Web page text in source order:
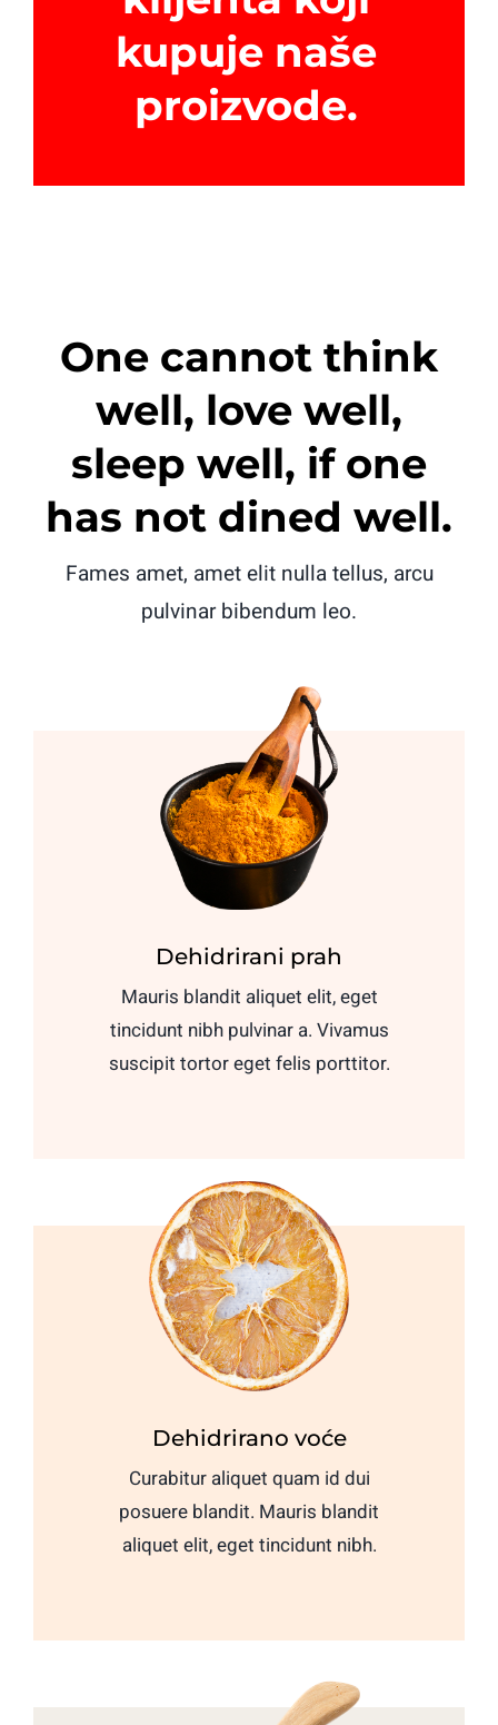
kupuje naše
proizvode.
One cannot think
well, love well,
sleep well, if one
has not dined well.
Fames amet, amet elit nulla tellus, arcu
pulvinar bibendum leo.
Dehidrirani prah
Mauris blandit aliquet elit, eget
tincidunt nibh pulvinar a. Vivamus
suscipit tortor eget felis porttitor.
Dehidrirano voće
Curabitur aliquet quam id dui
posuere blandit. Mauris blandit
aliquet elit, eget tincidunt nibh.